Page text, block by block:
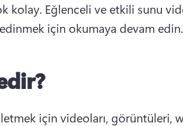
kolay. Eğlenceli ve etkili sunu
için okumaya devam edin.
için videoları, görüntüleri,